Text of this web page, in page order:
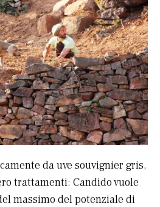
da uve souvignier gris,
trattamenti: Candido vuole
massimo del potenziale di